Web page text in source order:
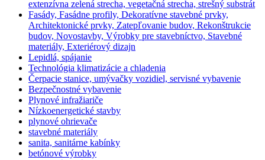
extenzívna zelená strecha, vegetačná strecha, strešný substrát
Fasády, Fasádne profily, Dekoratívne stavebné prvky,
Architektonické prvky, Zatepľovanie budov, Rekonštrukcie
budov, Novostavby, Výrobky pre stavebníctvo, Stavebné
materiály, Exteriérový dizajn
Lepidlá, spájanie
Technológia klimatizácie a chladenia
Čerpacie stanice, umývačky vozidiel, servisné vybavenie
Bezpečnostné vybavenie
Plynové infražiariče
Nízkoenergetické stavby
plynové ohrievače
stavebné materiály
sanita, sanitárne kabínky
betónové výrobky